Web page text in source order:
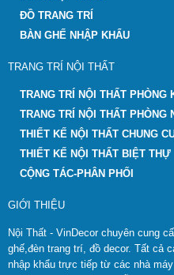
ĐỒ TRANG TRÍ
BÀN GHẾ NHẬP KHẨU
TRANG TRÍ NỘI THẤT
TRANG TRÍ NỘI THẤT PHÒNG
TRANG TRÍ NỘI THẤT PHÒNG
THIẾT KẾ NỘI THẤT CHUNG
THIẾT KẾ NỘI THẤT BIỆT THỰ
CỘNG TÁC-PHÂN PHỐI
GIỚI THIỆU
Nội Thất - VinDecor chuyên cung
ghế,đèn trang trí, đồ decor. Tất cả
nhập khẩu trực tiếp từ các nhà